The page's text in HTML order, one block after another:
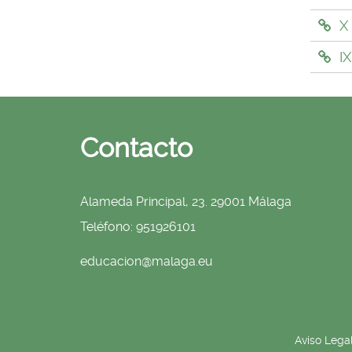
X
Contacto
Alameda Principal, 23. 29001 Málaga
Teléfono: 951926101
educacion@malaga.eu
Aviso